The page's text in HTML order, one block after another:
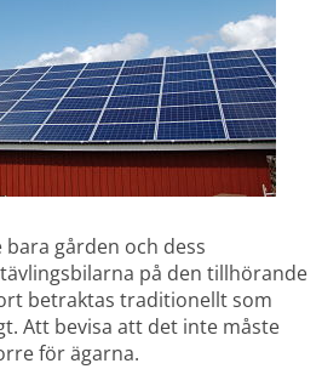
gården och dess
på den tillhörande
betraktas traditionellt som
Att bevisa att det inte måste
för ägarna.